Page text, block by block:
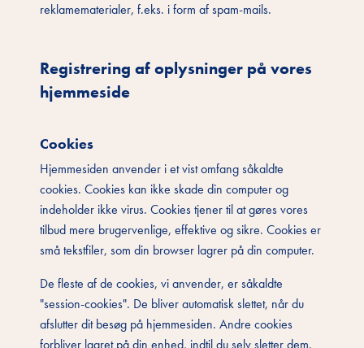
reklamematerialer, f.eks. i form af spam-mails.
Registrering af oplysninger på vores
hjemmeside
Cookies
Hjemmesiden anvender i et vist omfang såkaldte
cookies. Cookies kan ikke skade din computer og
indeholder ikke virus. Cookies tjener til at gøres vores
tilbud mere brugervenlige, effektive og sikre. Cookies er
små tekstfiler, som din browser lagrer på din computer.
De fleste af de cookies, vi anvender, er såkaldte
"session-cookies". De bliver automatisk slettet, når du
afslutter dit besøg på hjemmesiden. Andre cookies
forbliver lagret på din enhed, indtil du selv sletter dem.